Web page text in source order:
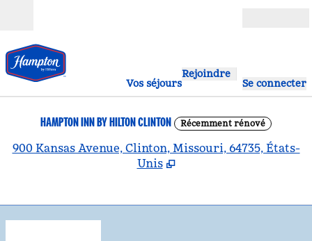
Vos séjours
Rejoindre
Se connecter
HAMPTON INN BY HILTON CLINTON Récemment rénové
900 Kansas Avenue, Clinton, Missouri, 64735, États-
Unis